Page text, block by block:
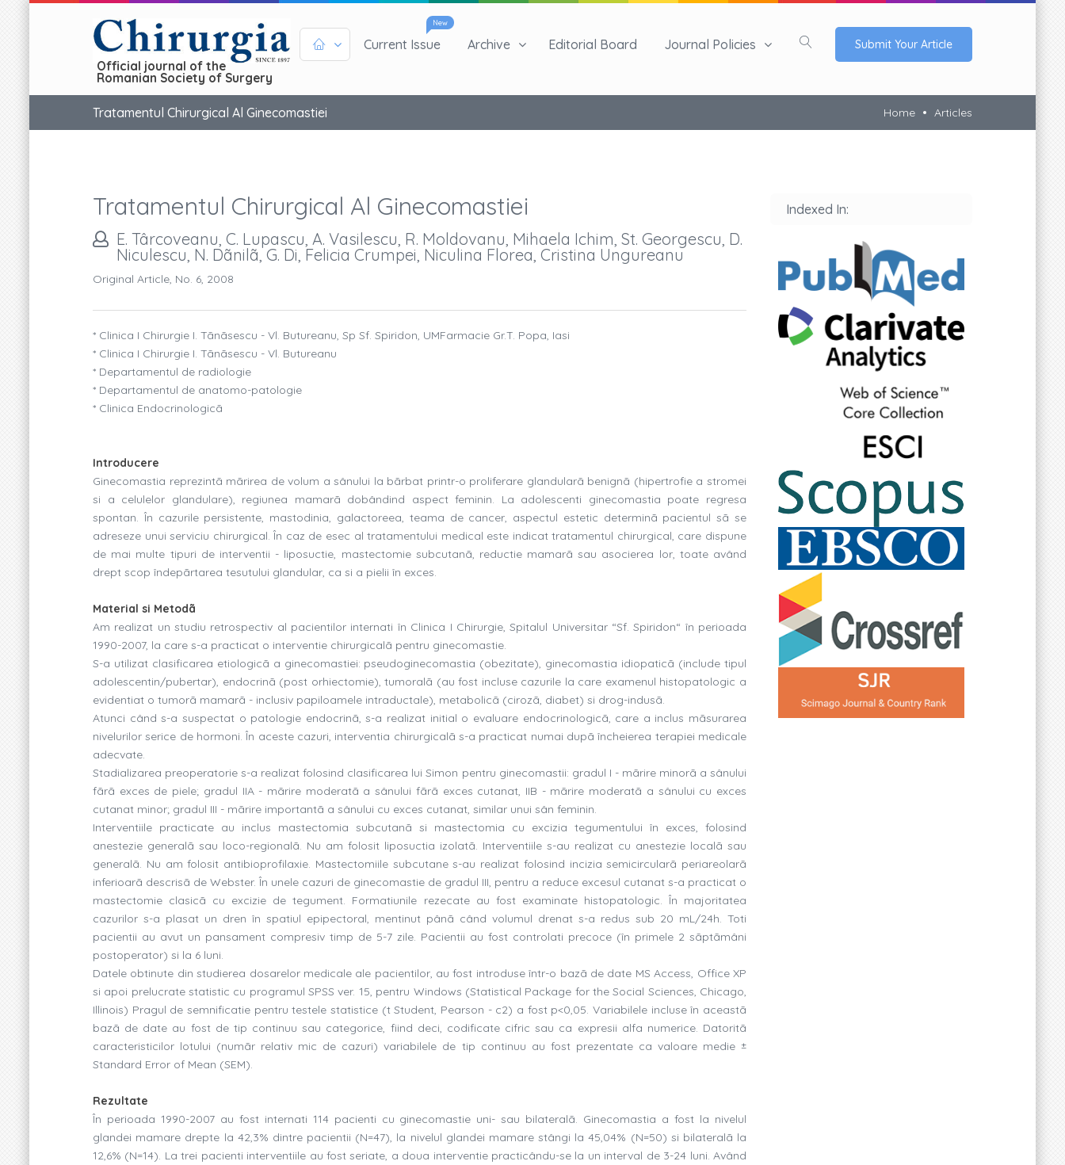
Official journal of the
Romanian Society of Surgery
New
Current Issue Archive Editorial Board Journal Policies Submit Your Article
Tratamentul Chirurgical Al Ginecomastiei Home Articles
Tratamentul Chirurgical Al Ginecomastiei
E. Târcoveanu, C. Lupascu, A. Vasilescu, R. Moldovanu, Mihaela Ichim, St. Georgescu, D.
Niculescu, N. Dãnilã, G. Di, Felicia Crumpei, Niculina Florea, Cristina Ungureanu
Original Article, No. 6, 2008
* Clinica I Chirurgie I. Tãnãsescu - Vl. Butureanu, Sp Sf. Spiridon, UMFarmacie Gr.T. Popa, Iasi
* Clinica I Chirurgie I. Tãnãsescu - Vl. Butureanu
* Departamentul de radiologie
* Departamentul de anatomo-patologie
* Clinica Endocrinologicã
Introducere
Ginecomastia reprezintã mãrirea de volum a sânului la bãrbat printr-o proliferare glandularã benignã (hipertrofie a stromei
si a celulelor glandulare), regiunea mamarã dobândind aspect feminin. La adolescenti ginecomastia poate regresa
spontan. În cazurile persistente, mastodinia, galactoreea, teama de cancer, aspectul estetic determinã pacientul sã se
adreseze unui serviciu chirurgical. În caz de esec al tratamentului medical este indicat tratamentul chirurgical, care dispune
de mai multe tipuri de interventii - liposuctie, mastectomie subcutanã, reductie mamarã sau asocierea lor, toate având
drept scop îndepãrtarea tesutului glandular, ca si a pielii în exces.
Material si Metodã
Am realizat un studiu retrospectiv al pacientilor internati în Clinica I Chirurgie, Spitalul Universitar “Sf. Spiridon“ în perioada
1990-2007, la care s-a practicat o interventie chirurgicalã pentru ginecomastie.
S-a utilizat clasificarea etiologicã a ginecomastiei: pseudoginecomastia (obezitate), ginecomastia idiopaticã (include tipul
adolescentin/pubertar), endocrinã (post orhiectomie), tumoralã (au fost incluse cazurile la care examenul histopatologic a
evidentiat o tumorã mamarã - inclusiv papiloamele intraductale), metabolicã (cirozã, diabet) si drog-indusã.
Atunci când s-a suspectat o patologie endocrinã, s-a realizat initial o evaluare endocrinologicã, care a inclus mãsurarea
nivelurilor serice de hormoni. În aceste cazuri, interventia chirurgicalã s-a practicat numai dupã încheierea terapiei medicale
adecvate.
Stadializarea preoperatorie s-a realizat folosind clasificarea lui Simon pentru ginecomastii: gradul I - mãrire minorã a sânului
fãrã exces de piele; gradul IIA - mãrire moderatã a sânului fãrã exces cutanat, IIB - mãrire moderatã a sânului cu exces
cutanat minor; gradul III - mãrire importantã a sânului cu exces cutanat, similar unui sân feminin.
Interventiile practicate au inclus mastectomia subcutanã si mastectomia cu excizia tegumentului în exces, folosind
anestezie generalã sau loco-regionalã. Nu am folosit liposuctia izolatã. Interventiile s-au realizat cu anestezie localã sau
generalã. Nu am folosit antibioprofilaxie. Mastectomiile subcutane s-au realizat folosind incizia semicircularã periareolarã
inferioarã descrisã de Webster. În unele cazuri de ginecomastie de gradul III, pentru a reduce excesul cutanat s-a practicat o
mastectomie clasicã cu excizie de tegument. Formatiunile rezecate au fost examinate histopatologic. În majoritatea
cazurilor s-a plasat un dren în spatiul epipectoral, mentinut pânã când volumul drenat s-a redus sub 20 mL/24h. Toti
pacientii au avut un pansament compresiv timp de 5-7 zile. Pacientii au fost controlati precoce (în primele 2 sãptãmâni
postoperator) si la 6 luni.
Datele obtinute din studierea dosarelor medicale ale pacientilor, au fost introduse într-o bazã de date MS Access, Office XP
si apoi prelucrate statistic cu programul SPSS ver. 15, pentru Windows (Statistical Package for the Social Sciences, Chicago,
Illinois) Pragul de semnificatie pentru testele statistice (t Student, Pearson - c2) a fost p<0,05. Variabilele incluse în aceastã
bazã de date au fost de tip continuu sau categorice, fiind deci, codificate cifric sau ca expresii alfa numerice. Datoritã
caracteristicilor lotului (numãr relativ mic de cazuri) variabilele de tip continuu au fost prezentate ca valoare medie ±
Standard Error of Mean (SEM).
Rezultate
În perioada 1990-2007 au fost internati 114 pacienti cu ginecomastie uni- sau bilateralã. Ginecomastia a fost la nivelul
glandei mamare drepte la 42,3% dintre pacientii (N=47), la nivelul glandei mamare stângi la 45,04% (N=50) si bilateralã la
12,6% (N=14). La trei pacienti interventiile au fost seriate, a doua interventie practicându-se la un interval de 3-24 luni. Având
Indexed In: